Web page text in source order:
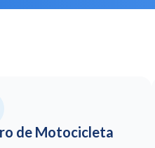
de Motocicleta